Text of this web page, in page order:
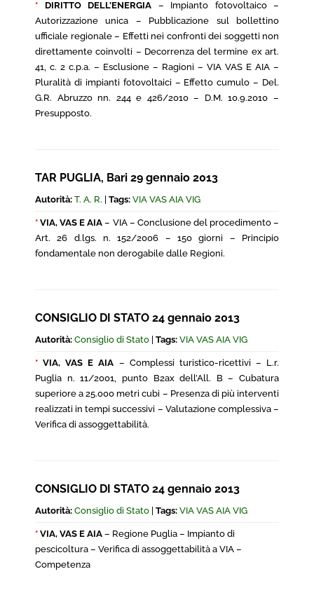
* DIRITTO DELL’ENERGIA – Impianto fotovoltaico –
Autorizzazione unica – Pubblicazione sul bollettino
ufficiale regionale – Effetti nei confronti dei soggetti non
direttamente coinvolti – Decorrenza del termine ex art.
41, c. 2 c.p.a. – Esclusione – Ragioni – VIA VAS E AIA –
Pluralità di impianti fotovoltaici – Effetto cumulo – Del.
G.R. Abruzzo nn. 244 e 426/2010 – D.M. 10.9.2010 –
Presupposto.
TAR PUGLIA, Bari 29 gennaio 2013
Autorità: T. A. R. Tags: VIA VAS AIA VIG
* VIA, VAS E AIA – VIA – Conclusione del procedimento –
Art. 26 d.lgs. n. 152/2006 – 150 giorni – Principio
fondamentale non derogabile dalle Regioni.
CONSIGLIO DI STATO 24 gennaio 2013
Autorità: Consiglio di Stato Tags: VIA VAS AIA VIG
* VIA, VAS E AIA – Complessi turistico-ricettivi – L.r.
Puglia n. 11/2001, punto B2ax dell’All. B – Cubatura
superiore a 25.000 metri cubi – Presenza di più interventi
realizzati in tempi successivi – Valutazione complessiva –
Verifica di assoggettabilità.
CONSIGLIO DI STATO 24 gennaio 2013
Autorità: Consiglio di Stato Tags: VIA VAS AIA VIG
* VIA, VAS E AIA – Regione Puglia – Impianto di
pescicoltura – Verifica di assoggettabilità a VIA –
Competenza